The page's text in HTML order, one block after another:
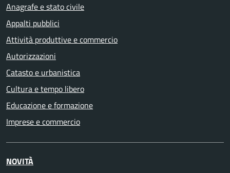
Anagrafe e stato civile
Appalti pubblici
Attività produttive e commercio
Autorizzazioni
Catasto e urbanistica
Cultura e tempo libero
Educazione e formazione
Imprese e commercio
NOVITÀ